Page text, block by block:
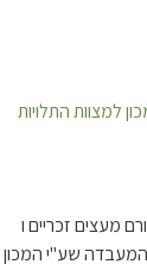
מעצים זכריים ו
שע"י המכון